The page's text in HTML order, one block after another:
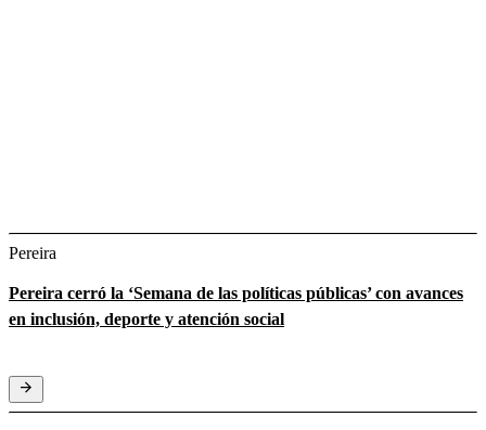
Pereira
Pereira cerró la ‘Semana de las políticas públicas’ con avances
en inclusión, deporte y atención social